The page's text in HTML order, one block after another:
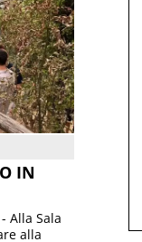
IN
- Alla Sala
alla